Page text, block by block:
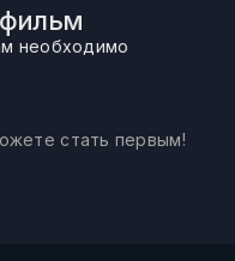
необходимо
стать первым!